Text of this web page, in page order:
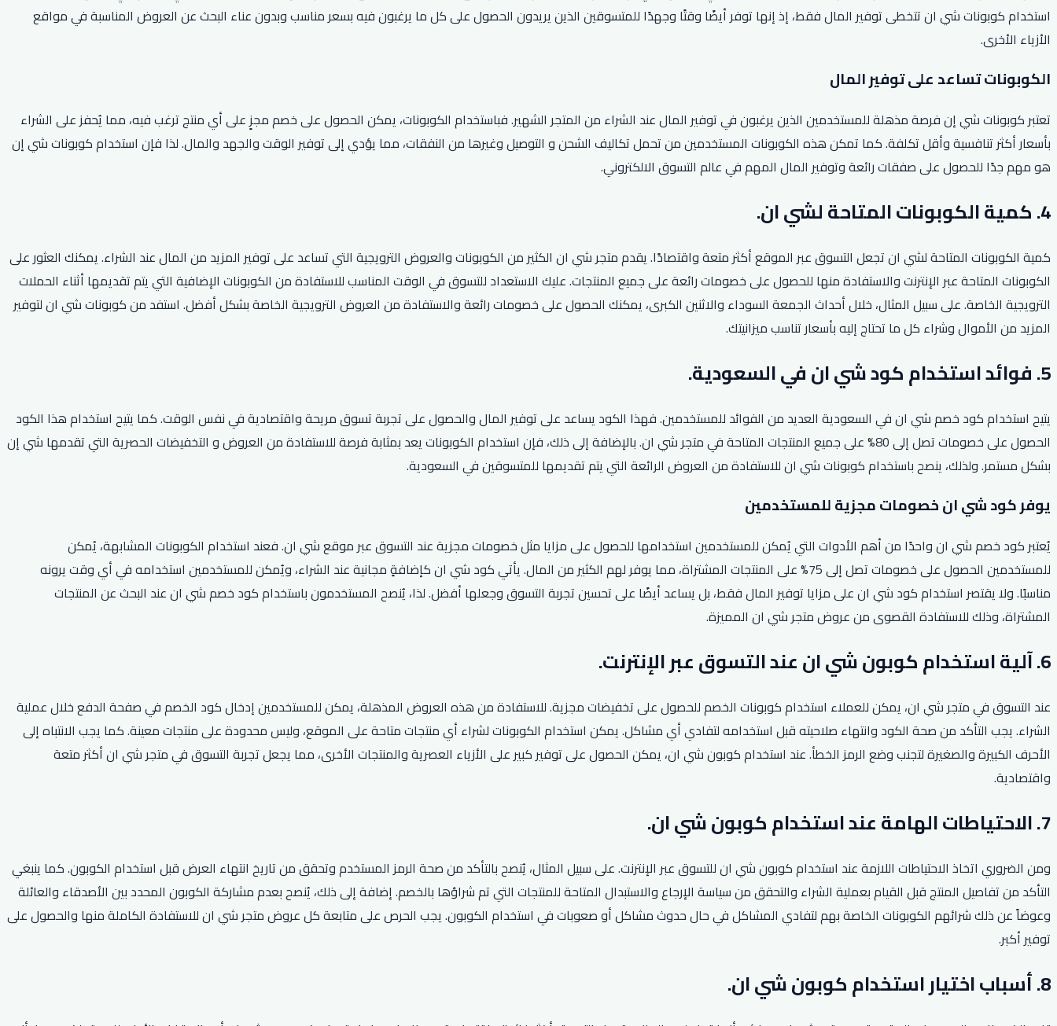
استخدام كوبونات شي ان تتخطى توفير المال فقط، إذ إنها توفر أيضًا وقتًا وجهدًا للمتسوقين الذين يريدون الحصول على كل ما يرغبون فيه بسعر مناسب وبدون عناء البحث عن العروض المناسبة في مواقع
الأزياء الأخرى.
الكوبونات تساعد على توفير المال
تعتبر كوبونات شي إن فرصة مذهلة للمستخدمين الذين يرغبون في توفير المال عند الشراء من المتجر الشهير. فباستخدام الكوبونات، يمكن الحصول على خصم مجزٍ على أي منتج ترغب فيه، مما يُحفز على الشراء
بأسعار أكثر تنافسية وأقل تكلفة. كما تمكن هذه الكوبونات المستخدمين من تحمل تكاليف الشحن و التوصيل وغيرها من النفقات، مما يؤدي إلى توفير الوقت والجهد والمال. لذا فإن استخدام كوبونات شي إن
هو مهم جدًا للحصول على صفقات رائعة وتوفير المال المهم في عالم التسوق الالكتروني.
4. كمية الكوبونات المتاحة لشي ان.
كمية الكوبونات المتاحة لشي ان تجعل التسوق عبر الموقع أكثر متعة واقتصادًا. يقدم متجر شي ان الكثير من الكوبونات والعروض الترويجية التي تساعد على توفير المزيد من المال عند الشراء. يمكنك العثور على
الكوبونات المتاحة عبر الإنترنت والاستفادة منها للحصول على خصومات رائعة على جميع المنتجات. عليك الاستعداد للتسوق في الوقت المناسب للاستفادة من الكوبونات الإضافية التي يتم تقديمها أثناء الحملات
الترويجية الخاصة. على سبيل المثال، خلال أحداث الجمعة السوداء والاثنين الكبرى، يمكنك الحصول على خصومات رائعة والاستفادة من العروض الترويجية الخاصة بشكل أفضل. استفد من كوبونات شي ان لتوفير
المزيد من الأموال وشراء كل ما تحتاج إليه بأسعار تناسب ميزانيتك.
5. فوائد استخدام كود شي ان في السعودية.
يتيح استخدام كود خصم شي ان في السعودية العديد من الفوائد للمستخدمين. فهذا الكود يساعد على توفير المال والحصول على تجربة تسوق مريحة واقتصادية في نفس الوقت. كما يتيح استخدام هذا الكود
الحصول على خصومات تصل إلى 80% على جميع المنتجات المتاحة في متجر شي ان. بالإضافة إلى ذلك، فإن استخدام الكوبونات يعد بمثابة فرصة للاستفادة من العروض و التخفيضات الحصرية التي تقدمها شي إن
بشكل مستمر. ولذلك، ينصح باستخدام كوبونات شي ان للاستفادة من العروض الرائعة التي يتم تقديمها للمتسوقين في السعودية.
يوفر كود شي ان خصومات مجزية للمستخدمين
يُعتبر كود خصم شي ان واحدًا من أهم الأدوات التي يُمكن للمستخدمين استخدامها للحصول على مزايا مثل خصومات مجزية عند التسوق عبر موقع شي ان. فعند استخدام الكوبونات المشابهة، يُمكن
للمستخدمين الحصول على خصومات تصل إلى 75% على المنتجات المشتراة، مما يوفر لهم الكثير من المال. يأتي كود شي ان كإضافةٍ مجانية عند الشراء، ويُمكن للمستخدمين استخدامه في أي وقت يرونه
مناسبًا. ولا يقتصر استخدام كود شي ان على مزايا توفير المال فقط، بل يساعد أيضًا على تحسين تجربة التسوق وجعلها أفضل. لذا، يُنصح المستخدمون باستخدام كود خصم شي ان عند البحث عن المنتجات
المشتراة، وذلك للاستفادة القصوى من عروض متجر شي ان المميزة.
6. آلية استخدام كوبون شي ان عند التسوق عبر الإنترنت.
عند التسوق في متجر شي ان، يمكن للعملاء استخدام كوبونات الخصم للحصول على تخفيضات مجزية. للاستفادة من هذه العروض المذهلة، يمكن للمستخدمين إدخال كود الخصم في صفحة الدفع خلال عملية
الشراء. يجب التأكد من صحة الكود وانتهاء صلاحيته قبل استخدامه لتفادي أي مشاكل. يمكن استخدام الكوبونات لشراء أي منتجات متاحة على الموقع، وليس محدودة على منتجات معينة. كما يجب الانتباه إلى
الأحرف الكبيرة والصغيرة لتجنب وضع الرمز الخطأ. عند استخدام كوبون شي ان، يمكن الحصول على توفير كبير على الأزياء العصرية والمنتجات الأخرى، مما يجعل تجربة التسوق في متجر شي ان أكثر متعة
واقتصادية.
7. الاحتياطات الهامة عند استخدام كوبون شي ان.
ومن الضروري اتخاذ الاحتياطات اللازمة عند استخدام كوبون شي ان للتسوق عبر الإنترنت. على سبيل المثال، يُنصح بالتأكد من صحة الرمز المستخدم وتحقق من تاريخ انتهاء العرض قبل استخدام الكوبون. كما ينبغي
التأكد من تفاصيل المنتج قبل القيام بعملية الشراء والتحقق من سياسة الإرجاع والاستبدال المتاحة للمنتجات التي تم شراؤها بالخصم. إضافة إلى ذلك، يُنصح بعدم مشاركة الكوبون المحدد بين الأصدقاء والعائلة
وعوضاً عن ذلك شرائهم الكوبونات الخاصة بهم لتفادي المشاكل في حال حدوث مشاكل أو صعوبات في استخدام الكوبون. يجب الحرص على متابعة كل عروض متجر شي ان للاستفادة الكاملة منها والحصول على
توفير أكبر.
8. أسباب اختيار استخدام كوبون شي ان.